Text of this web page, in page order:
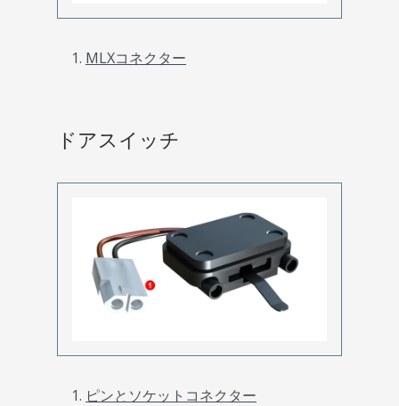
MLXコネクター
ドアスイッチ
ピンとソケットコネクター